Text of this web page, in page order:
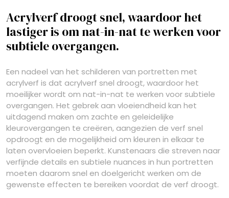
Acrylverf droogt snel, waardoor het
lastiger is om nat-in-nat te werken voor
subtiele overgangen.
Een nadeel van het schilderen van portretten met
acrylverf is dat acrylverf snel droogt, waardoor het
moeilijker wordt om nat-in-nat te werken voor subtiele
overgangen. Het gebrek aan vloeiendheid kan het
uitdagend maken om zachte en geleidelijke
kleurovergangen te creëren, aangezien de verf snel
opdroogt en de mogelijkheid om kleuren in elkaar te
laten overvloeien beperkt. Kunstenaars die streven naar
verfijnde details en subtiele nuances in hun portretten
moeten daarom snel en doelgericht werken om de
gewenste effecten te bereiken voordat de verf droogt.